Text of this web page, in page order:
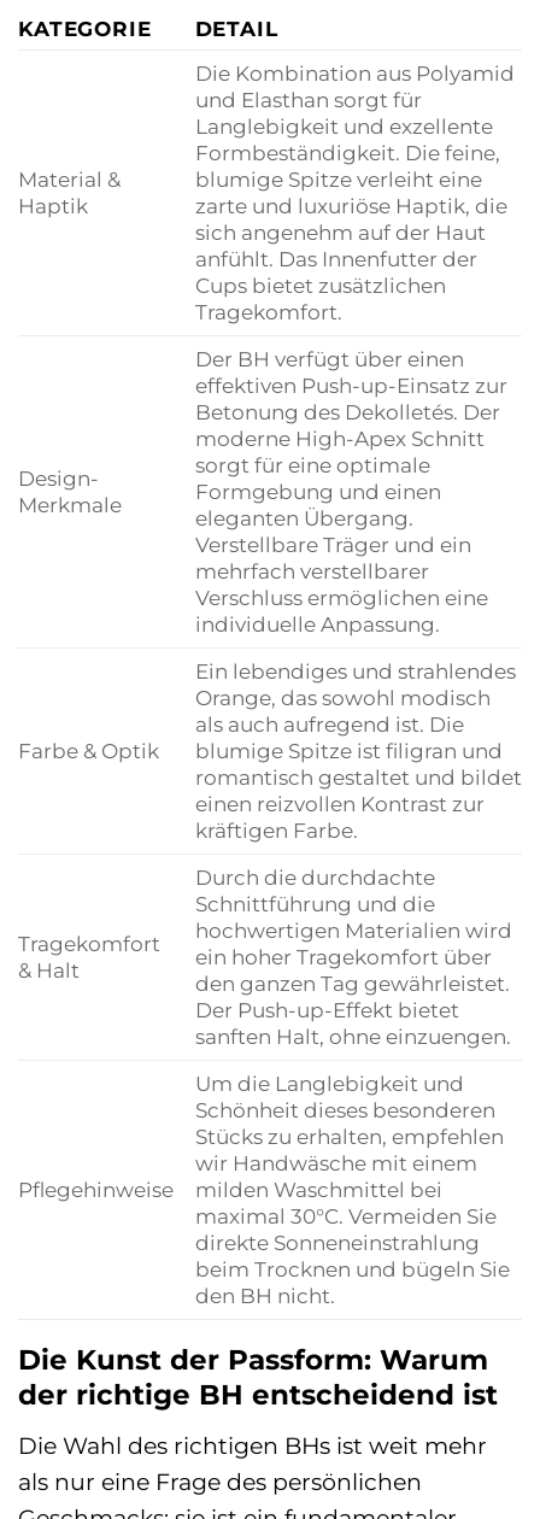
KATEGORIE DETAIL
Material &
Haptik
Die Kombination aus Polyamid
und Elasthan sorgt für
Langlebigkeit und exzellente
Formbeständigkeit. Die feine,
blumige Spitze verleiht eine
zarte und luxuriöse Haptik, die
sich angenehm auf der Haut
anfühlt. Das Innenfutter der
Cups bietet zusätzlichen
Tragekomfort.
Design-
Merkmale
Der BH verfügt über einen
effektiven Push-up-Einsatz zur
Betonung des Dekolletés. Der
moderne High-Apex Schnitt
sorgt für eine optimale
Formgebung und einen
eleganten Übergang.
Verstellbare Träger und ein
mehrfach verstellbarer
Verschluss ermöglichen eine
individuelle Anpassung.
Farbe & Optik
Ein lebendiges und strahlendes
Orange, das sowohl modisch
als auch aufregend ist. Die
blumige Spitze ist filigran und
romantisch gestaltet und bildet
einen reizvollen Kontrast zur
kräftigen Farbe.
Tragekomfort
& Halt
Durch die durchdachte
Schnittführung und die
hochwertigen Materialien wird
ein hoher Tragekomfort über
den ganzen Tag gewährleistet.
Der Push-up-Effekt bietet
sanften Halt, ohne einzuengen.
Pflegehinweise
Um die Langlebigkeit und
Schönheit dieses besonderen
Stücks zu erhalten, empfehlen
wir Handwäsche mit einem
milden Waschmittel bei
maximal 30°C. Vermeiden Sie
direkte Sonneneinstrahlung
beim Trocknen und bügeln Sie
den BH nicht.
Die Kunst der Passform: Warum
der richtige BH entscheidend ist
Die Wahl des richtigen BHs ist weit mehr
als nur eine Frage des persönlichen